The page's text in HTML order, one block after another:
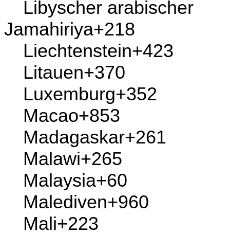
Korea, Demokratische
Volksrepublik+850
Korea, Republik von
Kroatien+385
Kuba+53
Kuwait
Lesotho
Lettland